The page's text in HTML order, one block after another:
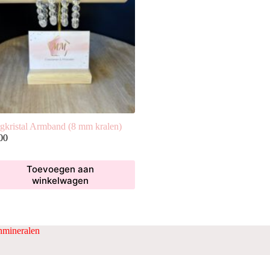
Armband (8 mm kralen)
Toevoegen aan
winkelwagen